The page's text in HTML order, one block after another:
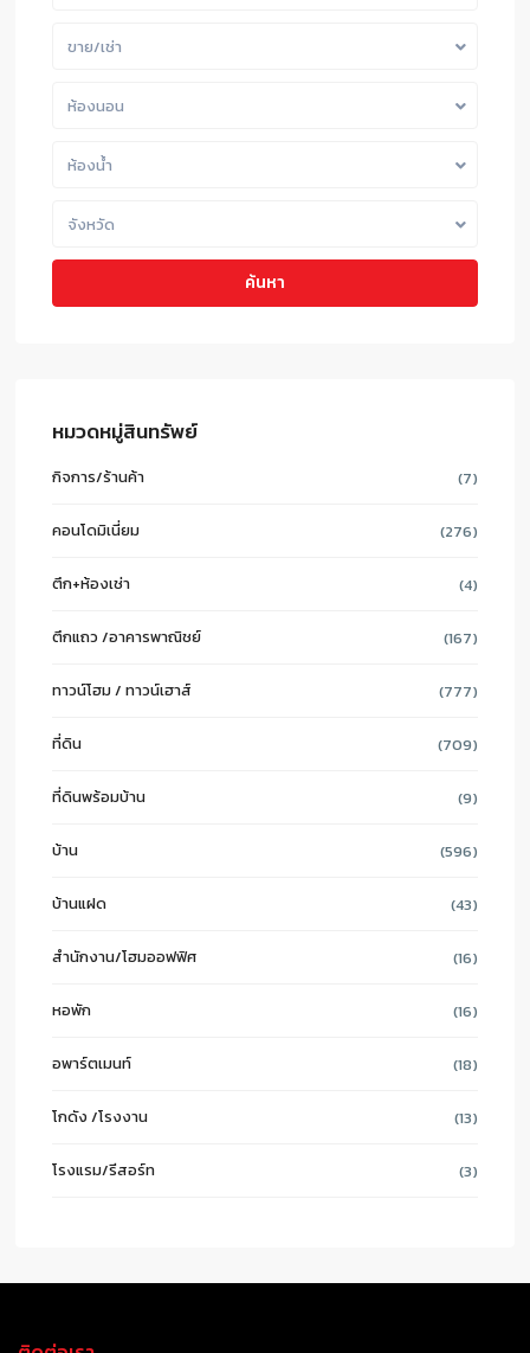
ขาย/เช่า
ห้องนอน
ห้องน้ำ
จังหวัด
ค้นหา
หมวดหมู่สินทรัพย์
กิจการ/ร้านค้า (7)
คอนโดมิเนี่ยม (276)
ตึก+ห้องเช่า (4)
ตึกแถว /อาคารพาณิชย์ (167)
ทาวน์โฮม / ทาวน์เฮาส์ (777)
ที่ดิน (709)
ที่ดินพร้อมบ้าน (9)
บ้าน (596)
บ้านแฝด (43)
สำนักงาน/โฮมออฟฟิศ (16)
หอพัก (16)
อพาร์ตเมนท์ (18)
โกดัง /โรงงาน (13)
โรงแรม/รีสอร์ท (3)